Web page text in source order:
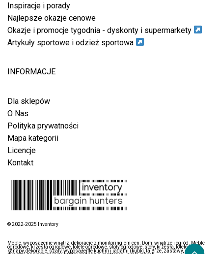
Inspiracje i porady
Najlepsze okazje cenowe
Okazje i promocje tygodnia - dyskonty i supermarkety
Artykuły sportowe i odzież sportowa
INFORMACJE
Dla sklepów
O Nas
Polityka prywatności
Mapa kategorii
Licencje
Kontakt
© 2022-2025 Inventory
Meble, wyposażenie wnętrz, dekoracje z monitoringiem cen. Dom, wnętrze i ogród. Meble
ogrodowe, krzesła ogrodowe, fotele ogrodowe, stoły ogrodowe, stoły, krzesła, fotele, łóżka,
kanapy, dekoracje, szafy, wyposażenie kuchni i jadalni (kubki, talerze, zastawy, sztućce),